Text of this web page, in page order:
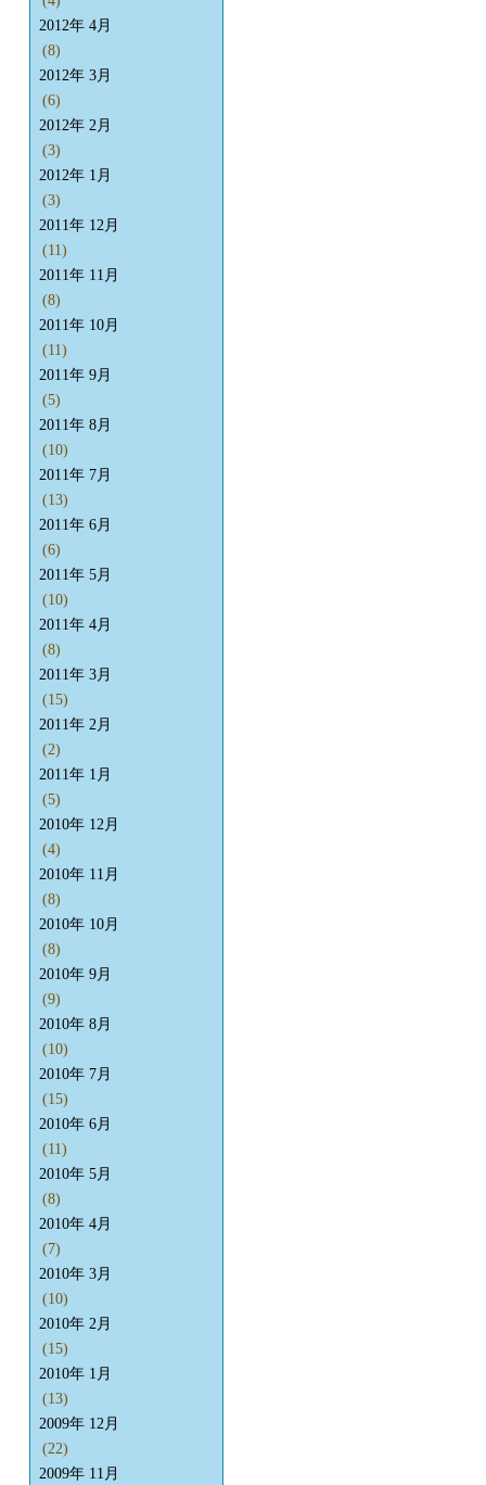
2012年 4月
(8)
2012年 3月
(6)
2012年 2月
(3)
2012年 1月
(3)
2011年 12月
(11)
2011年 11月
(8)
2011年 10月
(11)
2011年 9月
(5)
2011年 8月
(10)
2011年 7月
(13)
2011年 6月
(6)
2011年 5月
(10)
2011年 4月
(8)
2011年 3月
(15)
2011年 2月
(2)
2011年 1月
(5)
2010年 12月
(4)
2010年 11月
(8)
2010年 10月
(8)
2010年 9月
(9)
2010年 8月
(10)
2010年 7月
(15)
2010年 6月
(11)
2010年 5月
(8)
2010年 4月
(7)
2010年 3月
(10)
2010年 2月
(15)
2010年 1月
(13)
2009年 12月
(22)
2009年 11月